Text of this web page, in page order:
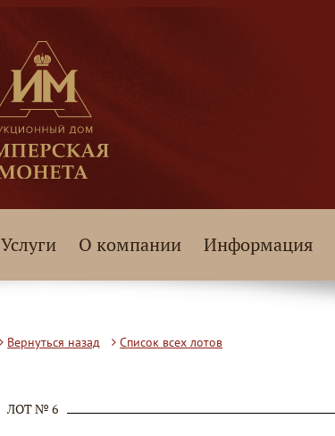
Услуги О компании Информация
Вернуться назад Список всех лотов
ЛОТ № 6